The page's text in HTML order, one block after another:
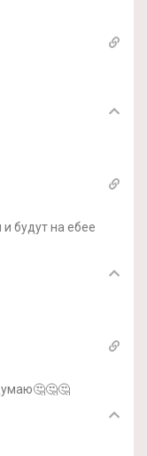
будут на ебее